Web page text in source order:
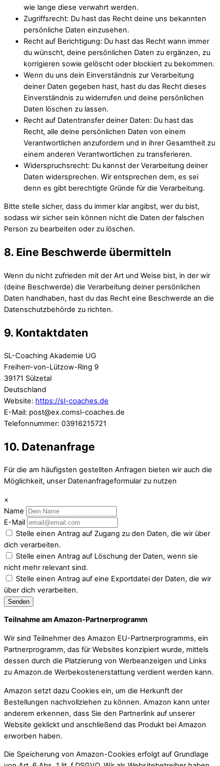
wie lange diese verwahrt werden.
Zugriffsrecht: Du hast das Recht deine uns bekannten
persönliche Daten einzusehen.
Recht auf Berichtigung: Du hast das Recht wann immer
du wünscht, deine persönlichen Daten zu ergänzen, zu
korrigieren sowie gelöscht oder blockiert zu bekommen.
Wenn du uns dein Einverständnis zur Verarbeitung
deiner Daten gegeben hast, hast du das Recht dieses
Einverständnis zu widerrufen und deine persönlichen
Daten löschen zu lassen.
Recht auf Datentransfer deiner Daten: Du hast das
Recht, alle deine persönlichen Daten von einem
Verantwortlichen anzufordern und in ihrer Gesamtheit zu
einem anderen Verantwortlichen zu transferieren.
Widerspruchsrecht: Du kannst der Verarbeitung deiner
Daten widersprechen. Wir entsprechen dem, es sei
denn es gibt berechtigte Gründe für die Verarbeitung.
Bitte stelle sicher, dass du immer klar angibst, wer du bist,
sodass wir sicher sein können nicht die Daten der falschen
Person zu bearbeiten oder zu löschen.
8. Eine Beschwerde übermitteln
Wenn du nicht zufrieden mit der Art und Weise bist, in der wir
(deine Beschwerde) die Verarbeitung deiner persönlichen
Daten handhaben, hast du das Recht eine Beschwerde an die
Datenschutzbehörde zu richten.
9. Kontaktdaten
SL-Coaching Akademie UG
Freiherr-von-Lützow-Ring 9
39171 Sülzetal
Deutschland
Website: https://sl-coaches.de
E-Mail: post@ex.comsl-coaches.de
Telefonnummer: 03916215721
10. Datenanfrage
Für die am häufigsten gestellten Anfragen bieten wir auch die
Möglichkeit, unser Datenanfrageformular zu nutzen
×
Name
E-Mail
Stelle einen Antrag auf Zugang zu den Daten, die wir über
dich verarbeiten.
Stelle einen Antrag auf Löschung der Daten, wenn sie
nicht mehr relevant sind.
Stelle einen Antrag auf eine Exportdatei der Daten, die wir
über dich verarbeiten.
Teilnahme am Amazon-Partnerprogramm
Wir sind Teilnehmer des Amazon EU-Partnerprogramms, ein
Partnerprogramm, das für Websites konzipiert wurde, mittels
dessen durch die Platzierung von Werbeanzeigen und Links
zu Amazon.de Werbekostenerstattung verdient werden kann.
Amazon setzt dazu Cookies ein, um die Herkunft der
Bestellungen nachvollziehen zu können. Amazon kann unter
anderem erkennen, dass Sie den Partnerlink auf unserer
Website geklickt und anschließend das Produkt bei Amazon
erworben haben.
Die Speicherung von Amazon-Cookies erfolgt auf Grundlage